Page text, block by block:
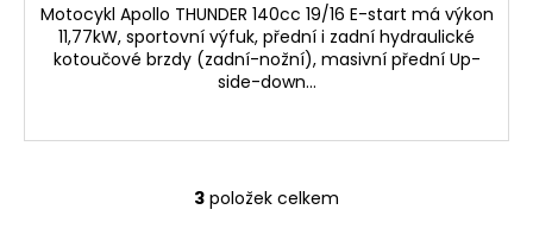
Motocykl Apollo THUNDER 140cc 19/16 E-start má výkon
11,77kW, sportovní výfuk, přední i zadní hydraulické
kotoučové brzdy (zadní-nožní), masivní přední Up-
side-down...
O
3 položek celkem